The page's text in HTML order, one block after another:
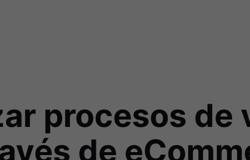
procesos de
de